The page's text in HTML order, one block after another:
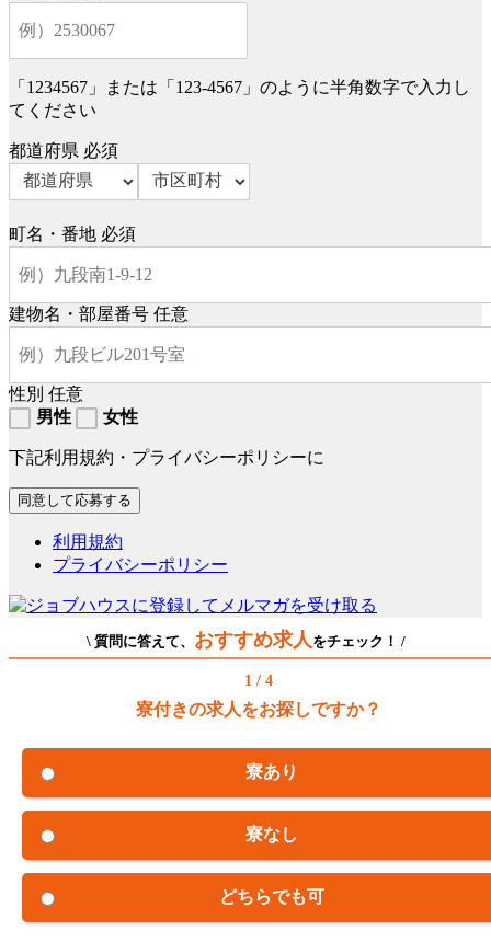
「1234567」または「123-4567」のように半角数字で入力し
てください
都道府県 必須
町名・番地 必須
建物名・部屋番号 任意
性別 任意
男性
女性
下記利用規約・プライバシーポリシーに
利用規約
プライバシーポリシー
\ 質問に答えて、 おすすめ求人 をチェック！ /
1 / 4
寮付きの求人をお探しですか？
寮あり
寮なし
どちらでも可